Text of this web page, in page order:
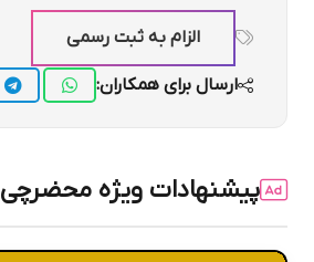
الزام به ثبت رسمی
ارسال برای همکاران:
پیشنهادات ویژه محضرچی